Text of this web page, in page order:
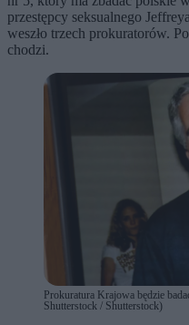
przestępcy seksualnego
weszło trzech prokuratorów.
chodzi.
Prokuratura Krajowa będzie
Shutterstock / Shutterstock)